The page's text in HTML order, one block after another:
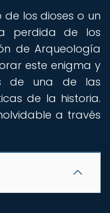
los dioses o un
perdida de los
de Arqueología
este enigma y
de una de las
de la historia.
a través